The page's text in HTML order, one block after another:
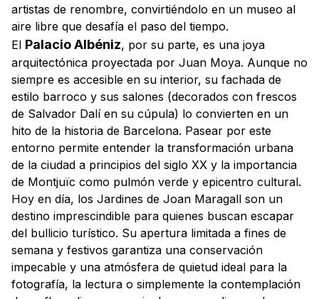
artistas de renombre, convirtiéndolo en un museo al
aire libre que desafía el paso del tiempo.
El Palacio Albéniz, por su parte, es una joya
arquitectónica proyectada por Juan Moya. Aunque no
siempre es accesible en su interior, su fachada de
estilo barroco y sus salones (decorados con frescos
de Salvador Dalí en su cúpula) lo convierten en un
hito de la historia de Barcelona. Pasear por este
entorno permite entender la transformación urbana
de la ciudad a principios del siglo XX y la importancia
de Montjuïc como pulmón verde y epicentro cultural.
Hoy en día, los Jardines de Joan Maragall son un
destino imprescindible para quienes buscan escapar
del bullicio turístico. Su apertura limitada a fines de
semana y festivos garantiza una conservación
impecable y una atmósfera de quietud ideal para la
fotografía, la lectura o simplemente la contemplación